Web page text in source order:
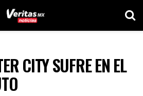
CITY SUFRE EN EL